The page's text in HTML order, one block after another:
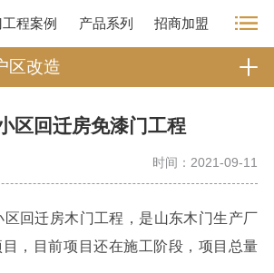
工程案例 产品系列 招商加盟
区改造
区回迁房免漆门工程
时间：2021-09-11
迁房木门工程，是山东木门生产厂
，目前项目还在施工阶段，项目总量